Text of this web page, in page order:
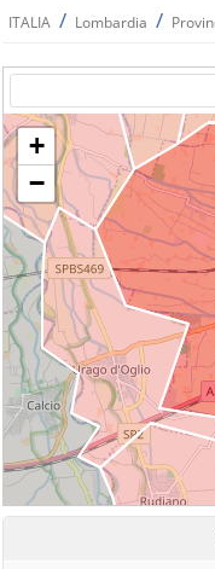
ITALIA / Lombardia /